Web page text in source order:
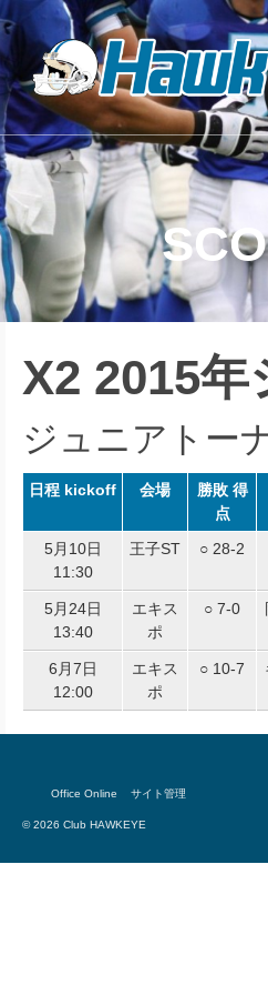
X2 2015年
ジュニアトー
日程 kickoff 会場
勝敗 得
点
5月10日
11:30
王子ST ○ 28-2
5月24日
13:40
エキス
ポ
○ 7-0
6月7日
12:00
エキス
ポ
○ 10-7
Office Online サイト管理
© 2026 Club HAWKEYE